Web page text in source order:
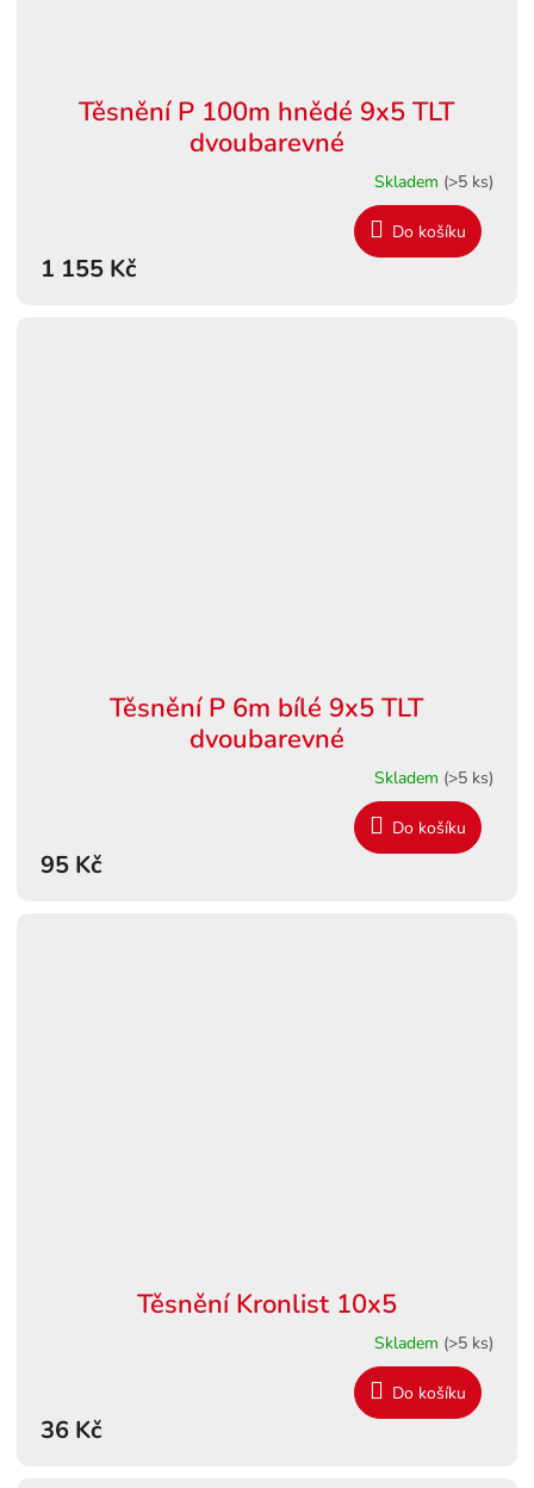
Těsnění P 100m hnědé 9x5 TLT
dvoubarevné
Skladem (>5 ks)
1 155 Kč
Do košíku
Těsnění P 6m bílé 9x5 TLT
dvoubarevné
Skladem (>5 ks)
95 Kč
Do košíku
Těsnění Kronlist 10x5
Skladem (>5 ks)
36 Kč
Do košíku